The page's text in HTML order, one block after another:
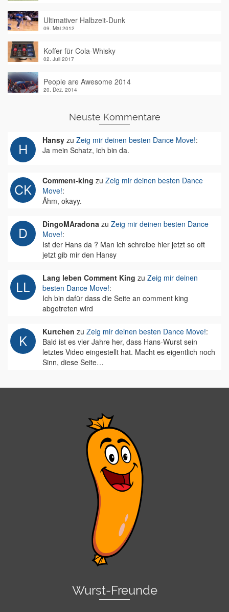
Ultimativer Halbzeit-Dunk
09. Mai 2012
Koffer für Cola-Whisky
02. Juli 2017
People are Awesome 2014
20. Dez. 2014
Neuste Kommentare
Hansy zu Zeig mir deinen besten Dance Move!:
Ja mein Schatz, ich bin da.
Comment-king zu Zeig mir deinen besten Dance
Move!:
Ähm, okayy.
DingoMAradona zu Zeig mir deinen besten Dance
Move!:
Ist der Hans da ? Man ich schreibe hier jetzt so oft
jetzt gib mir den Hansy
Lang leben Comment King zu Zeig mir deinen
besten Dance Move!:
Ich bin dafür dass die Seite an comment king
abgetreten wird
Kurtchen zu Zeig mir deinen besten Dance Move!:
Bald ist es vier Jahre her, dass Hans-Wurst sein
letztes Video eingestellt hat. Macht es eigentlich noch
Sinn, diese Seite…
Wurst-Freunde